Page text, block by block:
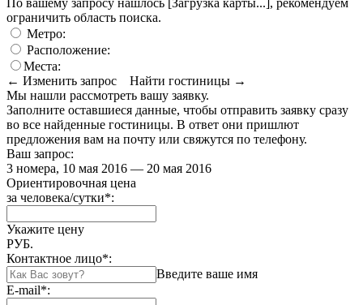
ограничить область поиска.
Метро:
Расположение:
Места:
← Изменить запрос
Найти гостиницы →
Мы нашли рассмотреть вашу заявку.
Заполните оставшиеся данные, чтобы отправить заявку сразу
во все найденные гостиницы. В ответ они пришлют
предложения вам на почту или свяжутся по телефону.
Ваш запрос:
3 номера, 10 мая 2016 — 20 мая 2016
Ориентировочная цена
за человека/сутки*:
Укажите цену
РУБ.
Контактное лицо*:
Введите ваше имя
E-mail*: